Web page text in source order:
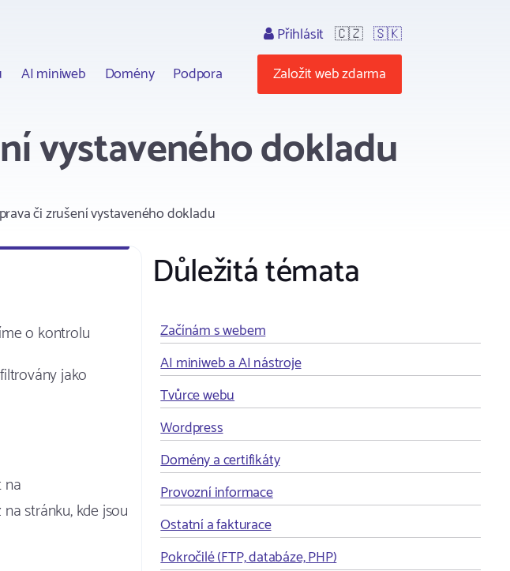
AI miniweb Domény Podpora
Přihlásit 🇨🇿 🇸🇰
Založit web zdarma
vystaveného dokladu
či zrušení vystaveného dokladu
o kontrolu
jako
na
stránku, kde jsou
Důležitá témata
Začínám s webem
AI miniweb a AI nástroje
Tvůrce webu
Wordpress
Domény a certifikáty
Provozní informace
Ostatní a fakturace
Pokročilé (FTP, databáze, PHP)